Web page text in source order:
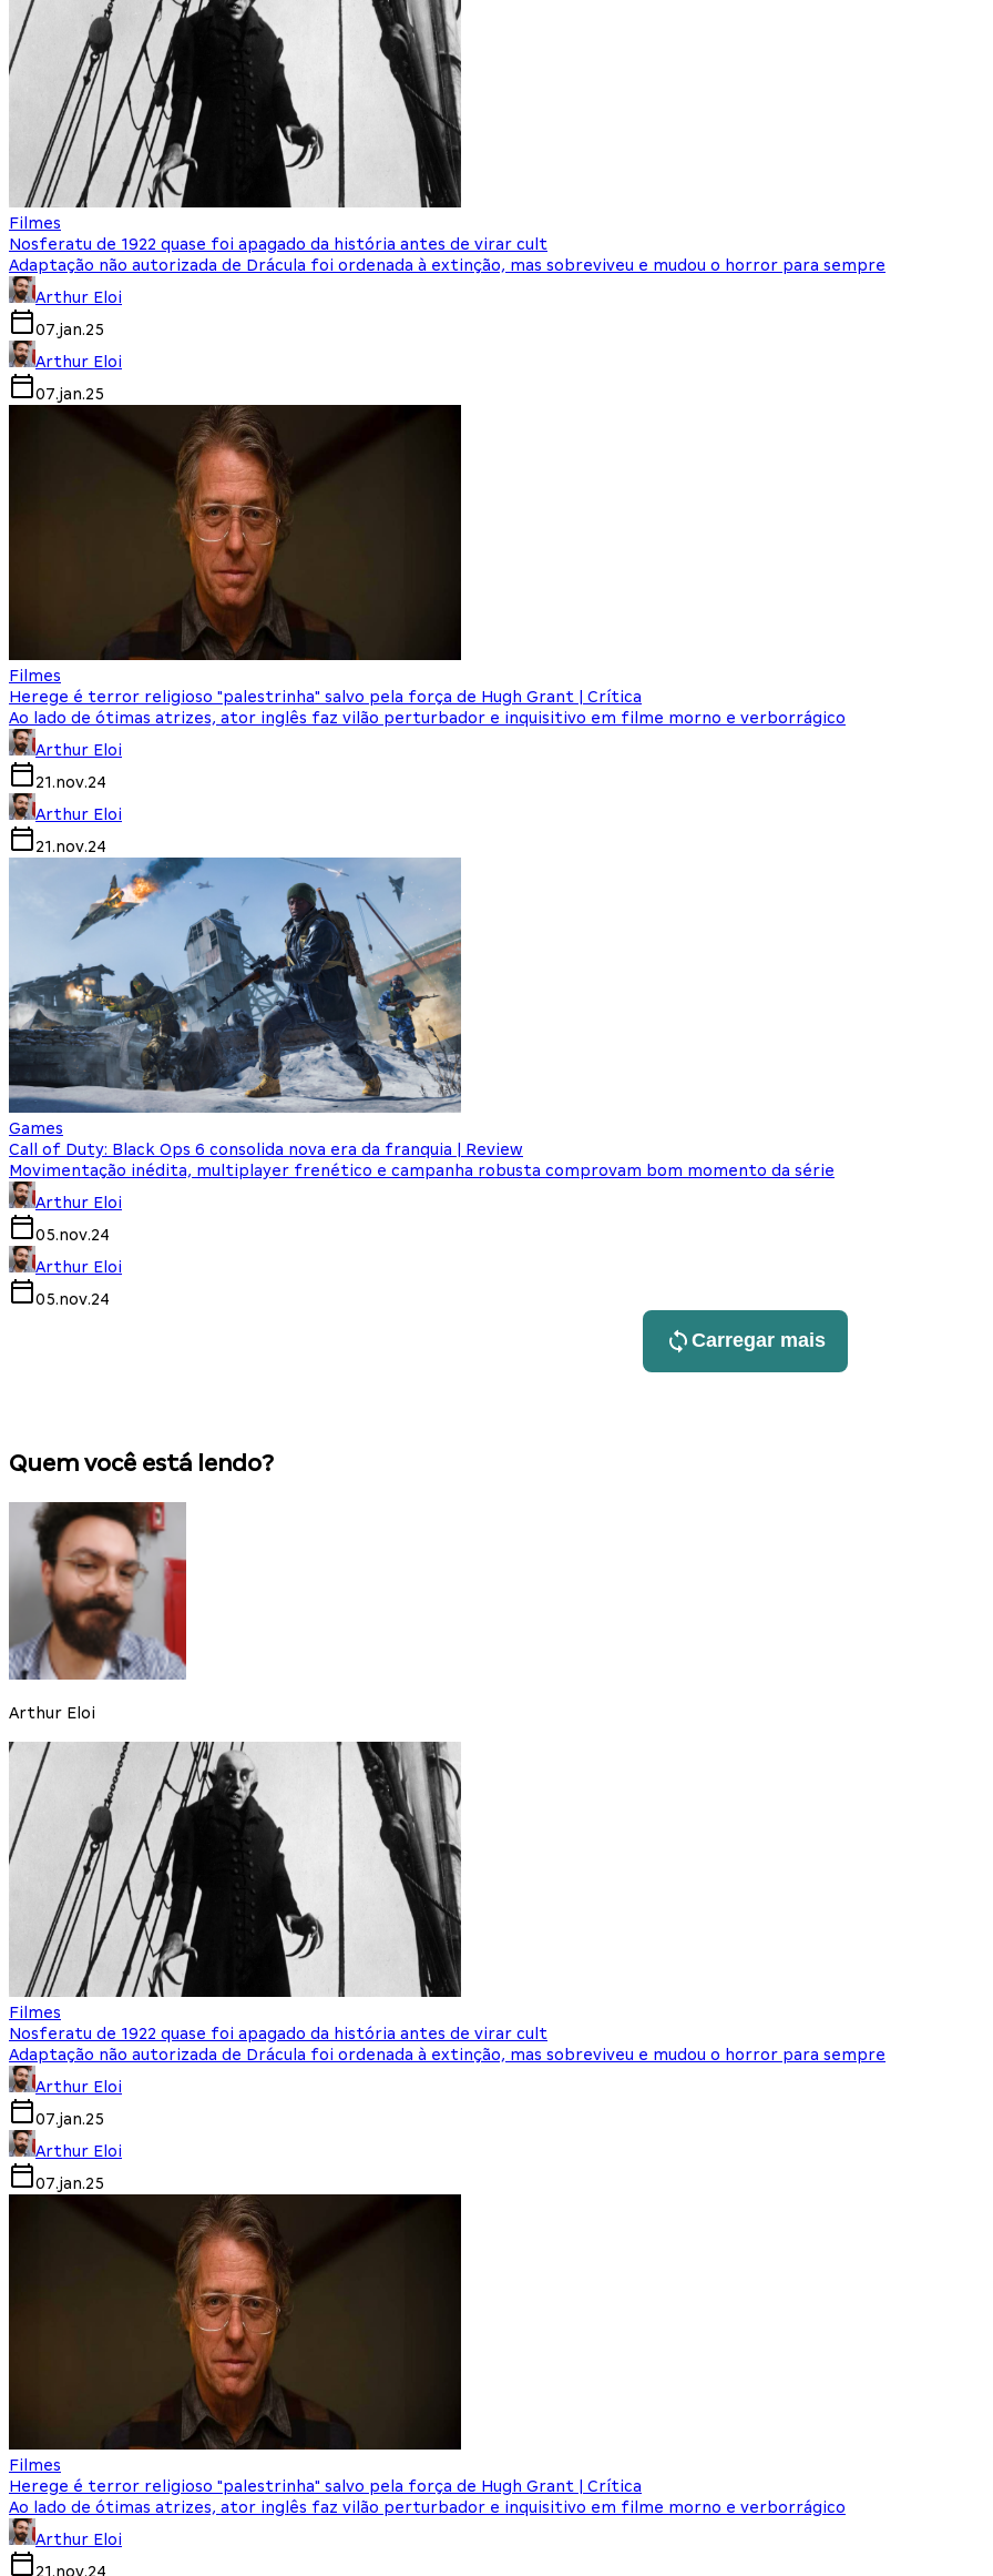
Filmes
Nosferatu de 1922 quase foi apagado da história antes de virar cult
Adaptação não autorizada de Drácula foi ordenada à extinção, mas sobreviveu e mudou o horror para sempre
Arthur Eloi
07.jan.25
Arthur Eloi
07.jan.25
Filmes
Herege é terror religioso "palestrinha" salvo pela força de Hugh Grant | Crítica
Ao lado de ótimas atrizes, ator inglês faz vilão perturbador e inquisitivo em filme morno e verborrágico
Arthur Eloi
21.nov.24
Arthur Eloi
21.nov.24
Games
Call of Duty: Black Ops 6 consolida nova era da franquia | Review
Movimentação inédita, multiplayer frenético e campanha robusta comprovam bom momento da série
Arthur Eloi
05.nov.24
Arthur Eloi
05.nov.24
Carregar mais
Quem você está lendo?
Arthur Eloi
Filmes
Nosferatu de 1922 quase foi apagado da história antes de virar cult
Adaptação não autorizada de Drácula foi ordenada à extinção, mas sobreviveu e mudou o horror para sempre
Arthur Eloi
07.jan.25
Arthur Eloi
07.jan.25
Filmes
Herege é terror religioso "palestrinha" salvo pela força de Hugh Grant | Crítica
Ao lado de ótimas atrizes, ator inglês faz vilão perturbador e inquisitivo em filme morno e verborrágico
Arthur Eloi
21.nov.24